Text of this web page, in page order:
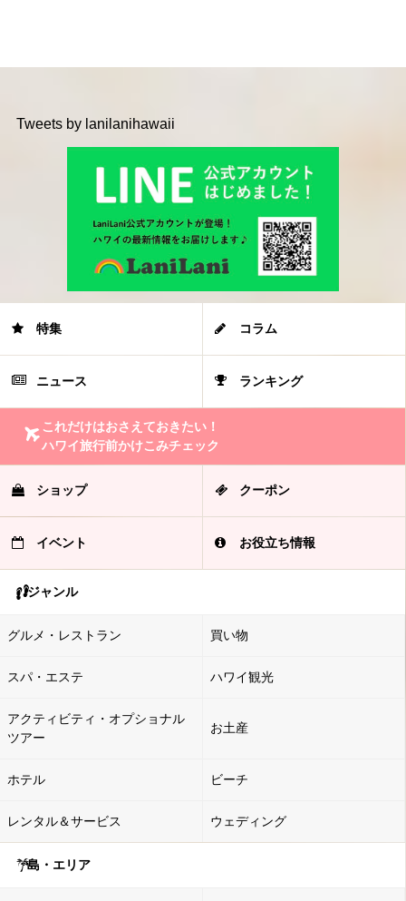
Tweets by lanilanihawaii
特集 コラム
ニュース ランキング
これだけはおさえておきたい！
ハワイ旅行前かけこみチェック
ショップ クーポン
イベント お役立ち情報
ジャンル
グルメ・レストラン 買い物
スパ・エステ ハワイ観光
アクティビティ・オプショナル
ツアー
お土産
ホテル ビーチ
レンタル＆サービス ウェディング
島・エリア